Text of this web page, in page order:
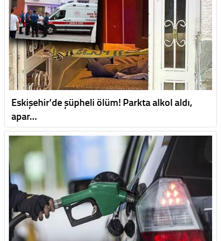
Eskişehir'de şüpheli ölüm! Parkta alkol aldı,
apar…